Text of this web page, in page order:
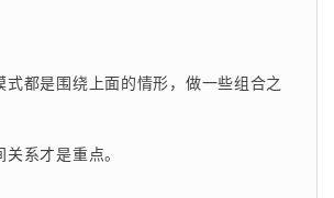
式都是围绕上面的情形，做一些组合之
系才是重点。